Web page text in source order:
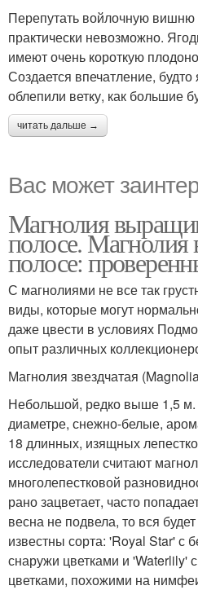
Перепутать войлочную
практически невозможно.
имеют очень короткую
Создается впечатление,
облепили ветку, как большие
читать дальше →
Вас может
Магнолия
полосе. Магнолия
полосе:
С магнолиями не все так
виды, которые могут
даже цвести в условиях
опыт различных
Магнолия звездчатая
Небольшой, редко выше 1,5 м.
диаметре, снежно-белые,
18 длинных, изящных
исследователи считают
многолепестковой
рано зацветает, часто
весна не подвела, то вся
известны сорта: 'Royal Star' с
снаружи цветками и 'Waterlily'
цветками, похожими на